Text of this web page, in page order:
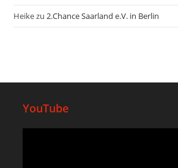
Heikezu2.Chance Saarland e.V. in Berlin
YouTube